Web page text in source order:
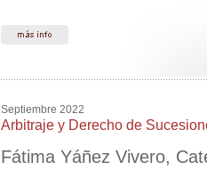
Septiembre 2022
Arbitraje y Derecho de
Fátima Yáñez Vivero,